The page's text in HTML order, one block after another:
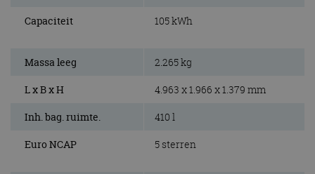
Capaciteit 105 kWh
Massa leeg 2.265 kg
L x B x H 4.963 x 1.966 x 1.379 mm
Inh. bag. ruimte. 410 l
Euro NCAP 5 sterren